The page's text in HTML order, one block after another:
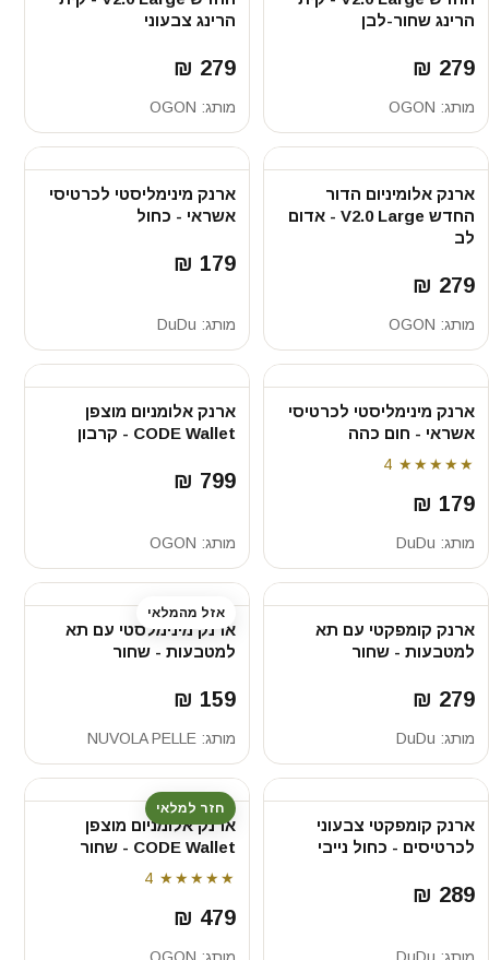
הרינג שחור-לבן
279 ₪
מותג: OGON
הרינג צבעוני
279 ₪
מותג: OGON
ארנק אלומיניום הדור
החדש V2.0 Large - אדום
לב
279 ₪
מותג: OGON
ארנק מינימליסטי לכרטיסי
אשראי - כחול
179 ₪
מותג: DuDu
ארנק מינימליסטי לכרטיסי
אשראי - חום כהה
★★★★★
4
179 ₪
מותג: DuDu
ארנק אלומניום מוצפן
CODE Wallet - קרבון
799 ₪
מותג: OGON
ארנק קומפקטי עם תא
למטבעות - שחור
279 ₪
מותג: DuDu
אזל מהמלאי
ארנק מינימלסטי עם תא
למטבעות - שחור
159 ₪
מותג: NUVOLA PELLE
ארנק קומפקטי צבעוני
לכרטיסים - כחול נייבי
289 ₪
חזר למלאי
ארנק אלומניום מוצפן
CODE Wallet - שחור
★★★★★
4
479 ₪